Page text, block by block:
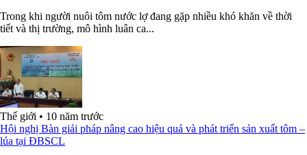
Trong khi người nuôi tôm nước lợ đang gặp nhiều khó khăn về thời
tiết và thị trường, mô hình luân ca...
Thế giới • 10 năm trước
Hội nghị Bàn giải pháp nâng cao hiệu quả và phát triển sản xuất tôm –
lúa tại ĐBSCL